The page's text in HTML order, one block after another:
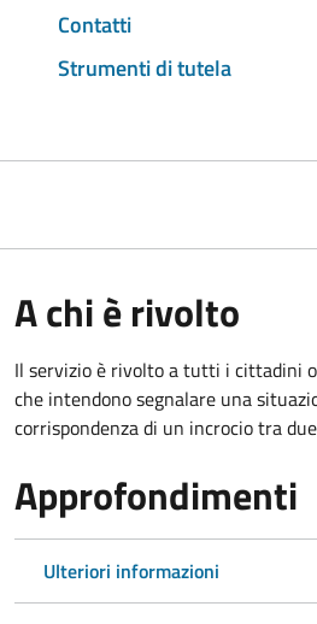
Contatti
Strumenti di tutela
A chi è rivolto
Il servizio è rivolto a tutti i cittadini
che intendono segnalare una
corrispondenza di un incrocio tra
Approfondimenti
Ulteriori informazioni